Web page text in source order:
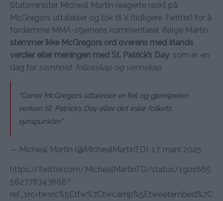
Statsminister Micheál Martin reagerte raskt på
McGregors uttalelser og tok til X (tidligere Twitter) for å
fordømme MMA-stjernens kommentarer. Ifølge Martin
stemmer ikke McGregors ord overens med Irlands
verdier eller meningen med St. Patrick’s Day, som er en
dag for samhold, fellesskap og vennskap.
“Conor McGregors uttalelser er feil og gjenspeiler
verken St. Patrick’s Day eller det irske folkets
synspunkter.”
— Micheál Martin (@MichealMartinTD), 17. mars 2025
https://twitter.com/MichealMartinTD/status/1901665
582778343888?
ref_src=twsrc%5Etfw%7Ctwcamp%5Etweetembed%7C